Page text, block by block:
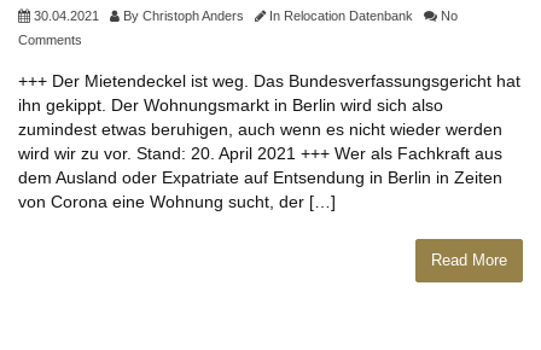
30.04.2021 By Christoph Anders In Relocation Datenbank
No
Comments
+++ Der Mietendeckel ist weg. Das Bundesverfassungsgericht hat
ihn gekippt. Der Wohnungsmarkt in Berlin wird sich also
zumindest etwas beruhigen, auch wenn es nicht wieder werden
wird wir zu vor. Stand: 20. April 2021 +++ Wer als Fachkraft aus
dem Ausland oder Expatriate auf Entsendung in Berlin in Zeiten
von Corona eine Wohnung sucht, der […]
Read More